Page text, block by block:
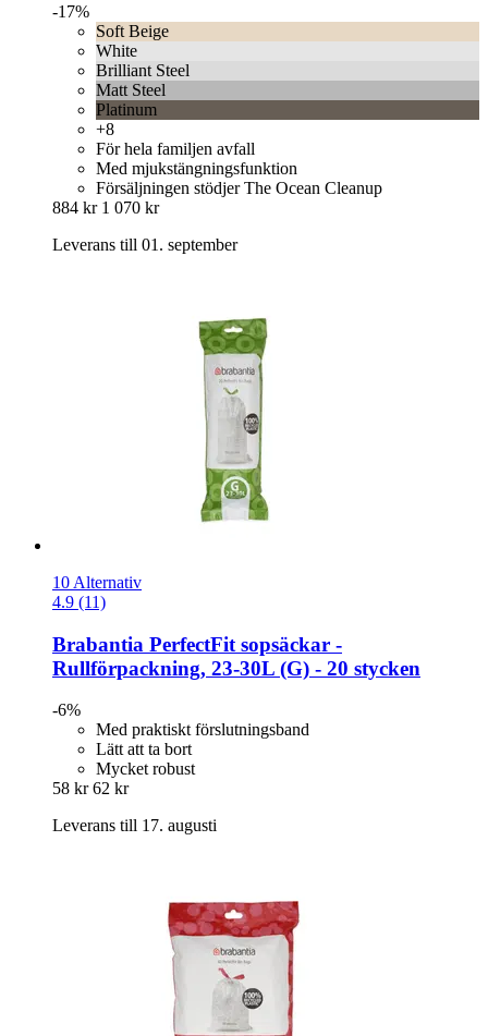
-17%
Soft Beige
White
Brilliant Steel
Matt Steel
Platinum
+8
För hela familjen avfall
Med mjukstängningsfunktion
Försäljningen stödjer The Ocean Cleanup
884 kr 1 070 kr
Leverans till 01. september
10 Alternativ
4.9 (11)
Brabantia PerfectFit sopsäckar -​
Rullförpackning, 23-​30L (G) -​ 20 stycken
-6%
Med praktiskt förslutningsband
Lätt att ta bort
Mycket robust
58 kr 62 kr
Leverans till 17. augusti